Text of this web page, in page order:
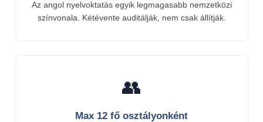
Az angol nyelvoktatás egyik legmagasabb nemzetközi
színvonala. Kétévente auditálják, nem csak állítják.
👥
Max 12 fő osztályonként